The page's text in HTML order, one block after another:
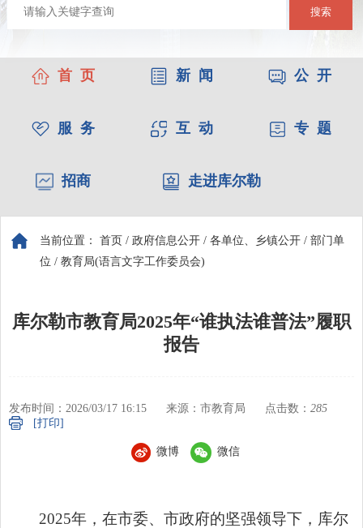
搜索
首 页 新 闻 公 开
服 务 互 动 专 题
招商 走进库尔勒
当前位置： 首页 / 政府信息公开 / 各单位、乡镇公开 / 部门单
位 / 教育局(语言文字工作委员会)
库尔勒市教育局2025年“谁执法谁普法”履职
报告
发布时间：2026/03/17 16:15 来源：市教育局 点击数： 285
[打印]
微博 微信
2025年，在市委、市政府的坚强领导下，库尔